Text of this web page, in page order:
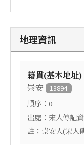
地理資訊
籍貫(基本地址)
崇安 13894
順序： 0
出處： 宋人傳記
註： 崇安人(宋人